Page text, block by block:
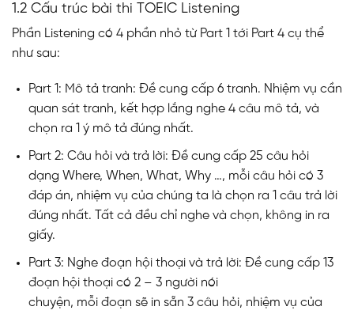
1.2 Cấu trúc bài thi TOEIC Listening
Phần Listening có 4 phần nhỏ từ Part 1 tới Part 4 cụ thể
như sau:
Part 1: Mô tả tranh: Đề cung cấp 6 tranh. Nhiệm vụ cần
quan sát tranh, kết hợp lắng nghe 4 câu mô tả, và
chọn ra 1 ý mô tả đúng nhất.
Part 2: Câu hỏi và trả lời: Đề cung cấp 25 câu hỏi
dạng Where, When, What, Why …, mỗi câu hỏi có 3
đáp án, nhiệm vụ của chúng ta là chọn ra 1 câu trả lời
đúng nhất. Tất cả đều chỉ nghe và chọn, không in ra
giấy.
Part 3: Nghe đoạn hội thoại và trả lời: Đề cung cấp 13
đoạn hội thoại có 2 – 3 người nói
chuyện, mỗi đoạn sẽ in sẵn 3 câu hỏi, nhiệm vụ của